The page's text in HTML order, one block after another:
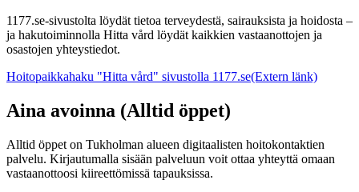
1177.se-sivustolta löydät tietoa terveydestä, sairauksista ja hoidosta –
ja hakutoiminnolla Hitta vård löydät kaikkien vastaanottojen ja
osastojen yhteystiedot.
Hoitopaikkahaku "Hitta vård" sivustolla 1177.se(Extern länk)
Aina avoinna (Alltid öppet)
Alltid öppet on Tukholman alueen digitaalisten hoitokontaktien
palvelu. Kirjautumalla sisään palveluun voit ottaa yhteyttä omaan
vastaanottoosi kiireettömissä tapauksissa.